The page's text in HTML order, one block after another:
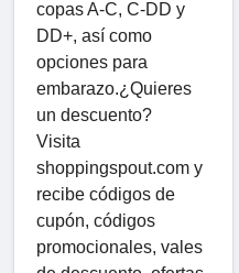
copas A-C, C-DD y
DD+, así como
opciones para
embarazo.¿Quieres
un descuento?
Visita
shoppingspout.com y
recibe códigos de
cupón, códigos
promocionales, vales